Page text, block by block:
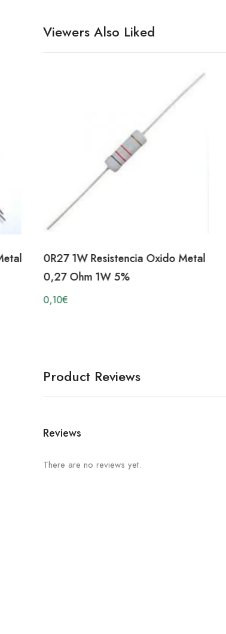
Viewers Also Liked
0R27 1W Resistencia Oxido Metal
0,27 Ohm 1W 5%
0,10€
Product Reviews
Reviews
There are no reviews yet.